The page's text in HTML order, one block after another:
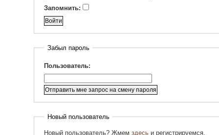
Запомнить:
Забыл пароль
Пользователь:
Новый пользователь
Новый пользователь? Жмем здесьи регистрируемся.